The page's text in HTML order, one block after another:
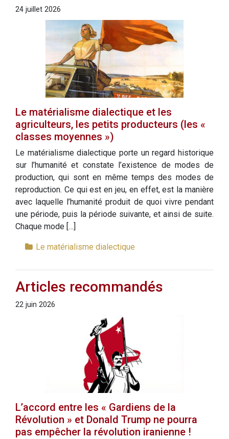
24 juillet 2026
Le matérialisme dialectique et les
agriculteurs, les petits producteurs (les «
classes moyennes »)
Le matérialisme dialectique porte un regard historique
sur l’humanité et constate l’existence de modes de
production, qui sont en même temps des modes de
reproduction. Ce qui est en jeu, en effet, est la manière
avec laquelle l’humanité produit de quoi vivre pendant
une période, puis la période suivante, et ainsi de suite.
Chaque mode […]
Le matérialisme dialectique
Articles recommandés
22 juin 2026
L’accord entre les « Gardiens de la
Révolution » et Donald Trump ne pourra
pas empêcher la révolution iranienne !